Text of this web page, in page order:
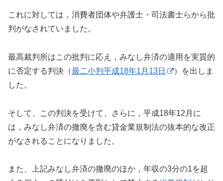
これに対しては，消費者団体や弁護士・司法書士らから批
判がなされていました。
最高裁判所はこの批判に応え，みなし弁済の適用を実質的
に否定する判決（最二小判平成18年1月13日
）を出しま
した。
そして、この判決を受けて、さらに，平成18年12月に
は，みなし弁済の撤廃を含む貸金業規制法の抜本的な改正
がなされることになりました。
また、上記みなし弁済の撤廃のほか，年収の3分の1を超